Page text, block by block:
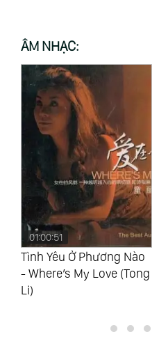
ÂM NHẠC:
00:52:23
Khó Nói Lời Tạm Biệt -
Hard To Say Goodbye
(Tong Li)